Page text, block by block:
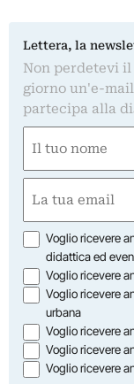
Lettera, la
Non perdetevi
giorno un'e-
partecipa alla
(Required)
First
(Required)
Opzioni
Voglio ricevere
didattica ed
Voglio ricevere
Voglio ricevere
urbana
Voglio ricevere
Voglio ricevere
Voglio ricevere